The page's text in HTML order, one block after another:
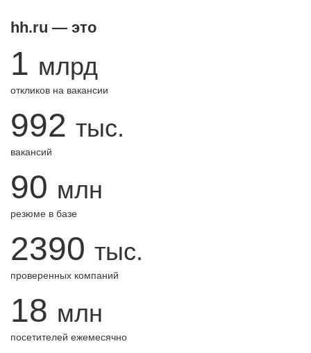
hh.ru — это
1 млрд
откликов на вакансии
992 тыс.
вакансий
90 млн
резюме в базе
2390 тыс.
проверенных компаний
18 млн
посетителей ежемесячно